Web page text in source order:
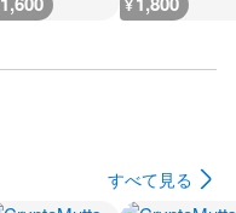
¥
すべて見る